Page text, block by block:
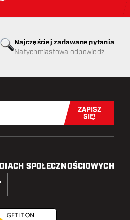
Najczęściej zadawane pytania
Natychmiastowa odpowiedź
klienta niedostępna
Zapisz się
ZAPISZ
SIĘ!
SPOŁECZNOŚCIOWYCH